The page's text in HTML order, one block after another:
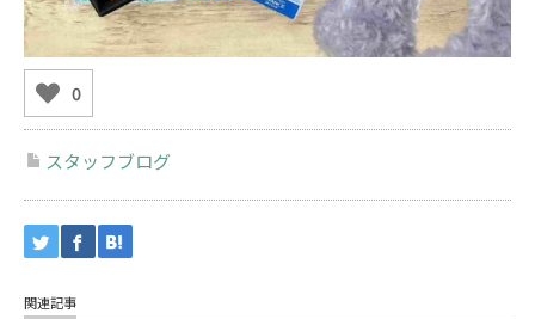
0
スタッフブログ
関連記事